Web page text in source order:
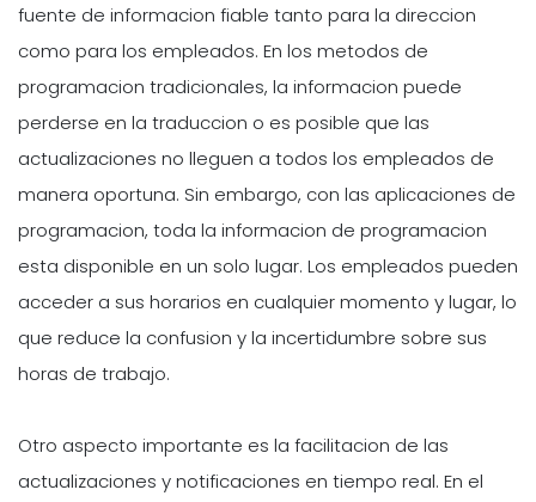
fuente de informacion fiable tanto para la direccion
como para los empleados. En los metodos de
programacion tradicionales, la informacion puede
perderse en la traduccion o es posible que las
actualizaciones no lleguen a todos los empleados de
manera oportuna. Sin embargo, con las aplicaciones de
programacion, toda la informacion de programacion
esta disponible en un solo lugar. Los empleados pueden
acceder a sus horarios en cualquier momento y lugar, lo
que reduce la confusion y la incertidumbre sobre sus
horas de trabajo.
Otro aspecto importante es la facilitacion de las
actualizaciones y notificaciones en tiempo real. En el